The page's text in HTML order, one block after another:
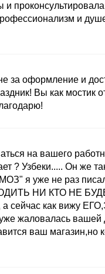
и
и
за оформление и
Вы как мостик
на вашего
? Узбеки..... Он же
я уже не раз
НИ КТО НЕ
а сейчас как вижу
жаловалась вашей
ваш магазин,но